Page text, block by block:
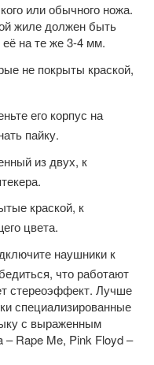
или обычного ножа.
жиле должен быть
её на те же 3-4 мм.
не покрыты краской,
его корпус на
пайку.
из двух, к
краской, к
цвета.
наушники к
что работают
стереоэффект. Лучше
специализированные
с выраженным
– Rape Me, Pink Floyd –